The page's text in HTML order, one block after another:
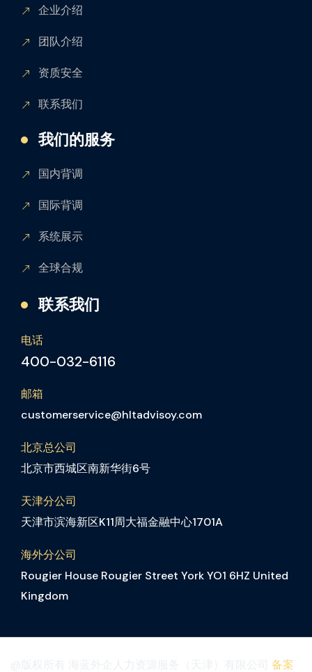
企业介绍
团队介绍
资质安全
联系我们
我们的服务
国内背调
国际背调
系统展示
全球合规
联系我们
电话
400-032-6116
邮箱
customerservice@hltadvisoy.com
北京总公司
北京市西城区南新华街6号
天津分公司
天津市滨海新区K11周大福金融中心1701A
海外分公司
Rougier House Rougier Street York YO1 6HZ United
Kingdom
备案